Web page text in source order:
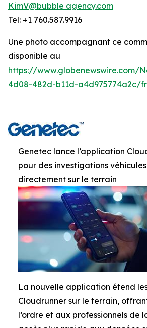
KimV@bubble agency.com
Tel: +1 760.587.9916
Une photo accompagnant ce
disponible au
https://www.globenewswire.com/
4d08-482d-b11d-a4d975774a2c/fr
Genetec lance l’application
pour des investigations
directement sur le terrain
La nouvelle application étend
Cloudrunner sur le terrain,
l’ordre et aux professionnels de